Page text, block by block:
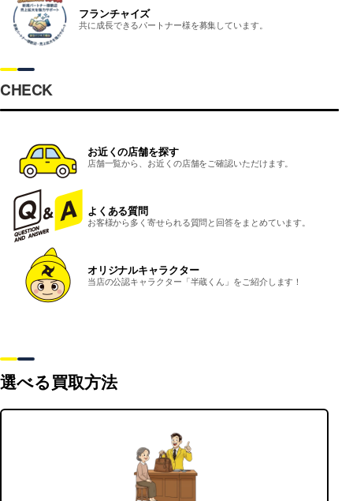
フランチャイズ
共に成長できるパートナー様を募集しています。
CHECK
お近くの店舗を探す
店舗一覧から、お近くの店舗をご確認いただけます。
よくある質問
お客様から多く寄せられる質問と回答をまとめています。
オリジナルキャラクター
当店の公認キャラクター「半蔵くん」をご紹介します！
選べる買取方法